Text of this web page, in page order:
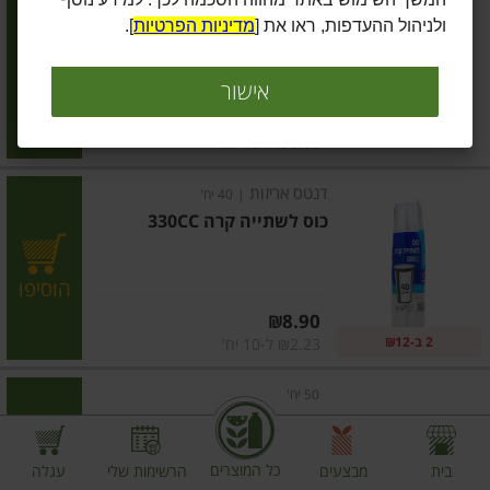
כוסות לשתיה קרה
מחיר מחירון ₪6.90
₪0.69 ל-10 יח'
דנטס אריזות 40 יח'
כוס לשתייה קרה 330CC
₪8.90
2 ב-₪12
הוסיפו
50 יח'
כוס נייר 8OZ אר 50 דנטס
בית מבצעים כל המוצרים הרשימות שלי עגלה
ולניהול ההעדפות, ראו את [מדיניות הפרטיות].
אישור